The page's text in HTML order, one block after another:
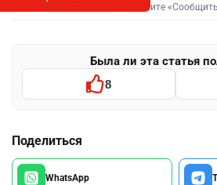
Выделите фрагмент и нажмите
Была ли эта статья
8
Поделиться
WhatsApp